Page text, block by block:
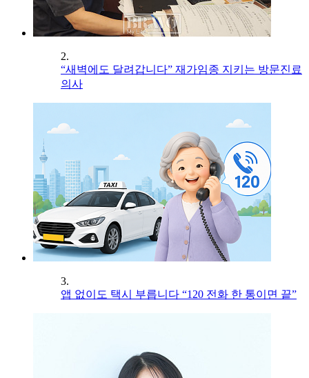
2.
“새벽에도 달려갑니다” 재가임종 지키는 방문진료
의사
3.
앱 없이도 택시 부릅니다 “120 전화 한 통이면 끝”